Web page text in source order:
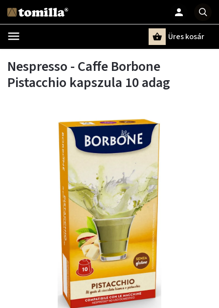
Üres kosár
Nespresso - Caffe Borbone
Pistacchio kapszula 10 adag